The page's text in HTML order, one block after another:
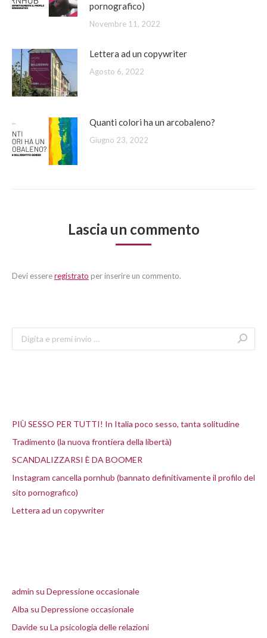
pornografico)
Novembre 11, 2022
Lettera ad un copywriter
Agosto 6, 2022
Quanti colori ha un arcobaleno?
Giugno 23, 2022
Lascia un commento
Devi essereregistrato per inserire un commento.
Search:
PIÙ SESSO PER TUTTI! In Italia poco sesso, tanta solitudine
Tradimento (la nuova frontiera della libertà)
SCANDALIZZARSI È DA BOOMER
Instagram cancella pornhub (bannato definitivamente il profilo del
sito pornografico)
Lettera ad un copywriter
admin su Depressione occasionale
Alba su Depressione occasionale
Davide su La psicologia delle relazioni